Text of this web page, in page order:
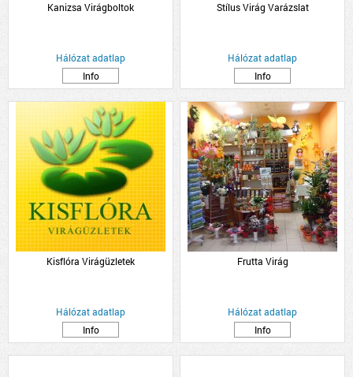
Kanizsa Virágboltok
Hálózat adatlap
Info
Stílus Virág Varázslat
Hálózat adatlap
Info
Kisflóra Virágüzletek
Hálózat adatlap
Info
Frutta Virág
Hálózat adatlap
Info